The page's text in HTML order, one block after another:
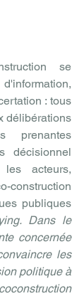
se
: tous
délibérations
prenantes
décisionnel
acteurs,
publiques
Dans le
concernée
les
politique à